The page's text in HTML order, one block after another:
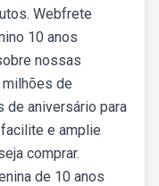
Webfrete
10 anos
nossas
de
de aniversário para
e amplie
comprar.
de 10 anos